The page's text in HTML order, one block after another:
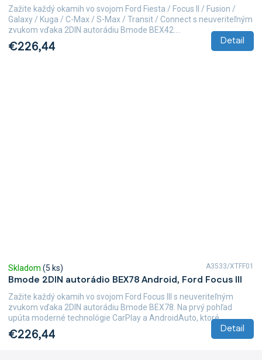
€226,44 Detail
Zažite každý okamih vo svojom Ford Fiesta / Focus II / Fusion /
Galaxy / Kuga / C-Max / S-Max / Transit / Connect s neuveriteľným
zvukom vďaka 2DIN autorádiu Bmode BEX42....
Bmode 2DIN autorádio BEX78 Android, Ford Focus III
Skladom (5 ks)
€226,44 Detail
Zažite každý okamih vo svojom Ford Focus III s neuveriteľným
zvukom vďaka 2DIN autorádiu Bmode BEX78. Na prvý pohľad
upúta moderné technológie CarPlay a AndroidAuto, ktoré...
A3533/XTFF01